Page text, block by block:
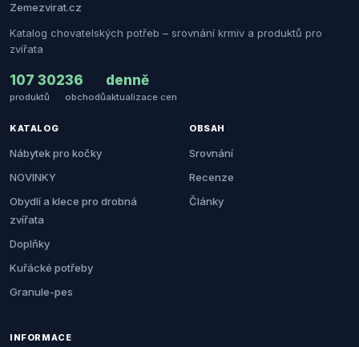
Zemezvirat.cz
Katalog chovatelských potřeb – srovnání krmiv a produktů pro
zvířata
107 302
produktů
36
obchodů
denně
aktualizace cen
KATALOG
Nábytek pro kočky
NOVINKY
Obydlí a klece pro drobná
zvířata
Doplňky
Kuřácké potřeby
Granule-pes
OBSAH
Srovnání
Recenze
Články
INFORMACE